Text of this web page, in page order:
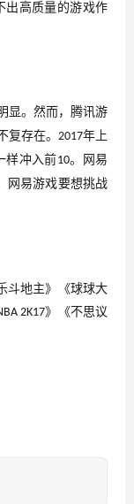
出高质量的游戏作
显。然而，腾讯游
复存在。 2017年上
样冲入前10。网易
网易游戏要想挑战
斗地主》《球球大
2K17》《不思议